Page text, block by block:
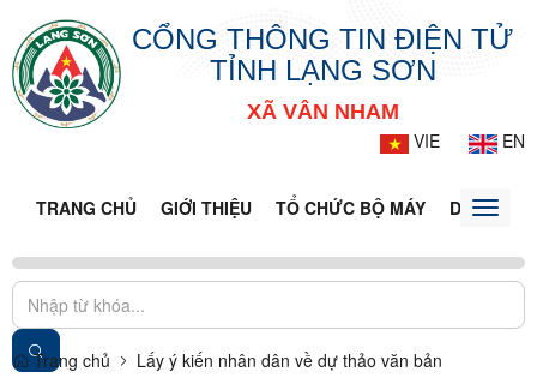
CỔNG THÔNG TIN ĐIỆN TỬ
TỈNH LẠNG SƠN
XÃ VÂN NHAM
VIE
EN
TRANG CHỦ GIỚI THIỆU TỔ CHỨC BỘ MÁY DOANH
Toggle
Trang chủ Lấy ý kiến nhân dân về dự thảo văn bản